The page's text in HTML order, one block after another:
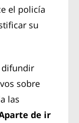
el policía
su
difundir
sobre
las
de ir